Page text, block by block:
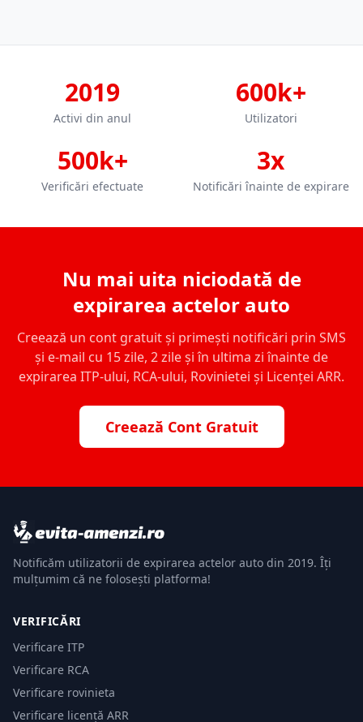
2019
Activi din anul
600k+
Utilizatori
500k+
Verificări efectuate
3x
Notificări înainte de expirare
Nu mai uita niciodată de
expirarea actelor auto
Creează un cont gratuit și primești notificări prin SMS
și e-mail cu 15 zile, 2 zile și în ultima zi înainte de
expirarea ITP-ului, RCA-ului, Rovinietei și Licenței ARR.
Creează Cont Gratuit
Notificăm utilizatorii de expirarea actelor auto din 2019. Îți
mulțumim că ne folosești platforma!
VERIFICĂRI
Verificare ITP
Verificare RCA
Verificare rovinieta
Verificare licență ARR